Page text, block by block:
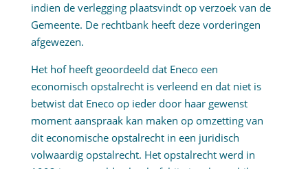
indien de verlegging plaatsvindt op verzoek van de
Gemeente. De rechtbank heeft deze vorderingen
afgewezen.
Het hof heeft geoordeeld dat Eneco een
economisch opstalrecht is verleend en dat niet is
betwist dat Eneco op ieder door haar gewenst
moment aanspraak kan maken op omzetting van
dit economische opstalrecht in een juridisch
volwaardig opstalrecht. Het opstalrecht werd in